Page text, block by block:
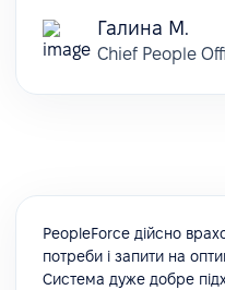
Галина М.
Chief People
PeopleForce дійсно
потреби і запити на
Система дуже добре